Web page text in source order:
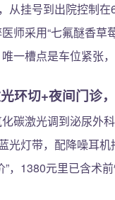
从挂号到出院控制
师采用“七氟醚香
一槽点是车位紧张
环切+夜间门诊
碳激光调到泌尿外
光灯带，配降噪耳
”，1380元里已含术